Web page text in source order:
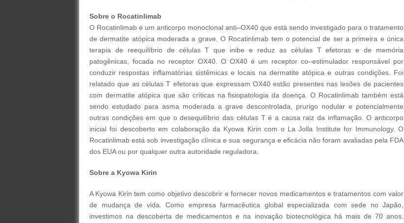
Sobre o Rocatinlimab
O Rocatinlimab é um anticorpo monoclonal anti–OX40 que está sendo investigado para o tratamento
de dermatite atópica moderada a grave. O Rocatinlimab tem o potencial de ser a primeira e única
terapia de reequilíbrio de células T que inibe e reduz as células T efetoras e de memória
patogênicas, focada no receptor OX40. O OX40 é um receptor co–estimulador responsável por
conduzir respostas inflamatórias sistêmicas e locais na dermatite atópica e outras condições. Foi
relatado que as células T efetoras que expressam OX40 estão presentes nas lesões de pacientes
com dermatite atópica que são críticas na fisiopatologia da doença. O Rocatinlimab também está
sendo estudado para asma moderada a grave descontrolada, prurigo nodular e potencialmente
outras condições em que o desequilíbrio das células T é a causa raiz da inflamação. O anticorpo
inicial foi descoberto em colaboração da Kyowa Kirin com o La Jolla Institute for Immunology. O
Rocatinlimab está sob investigação clínica e sua segurança e eficácia não foram avaliadas pela FDA
dos EUA ou por qualquer outra autoridade reguladora.
Sobre a Kyowa Kirin
A Kyowa Kirin tem como objetivo descobrir e fornecer novos medicamentos e tratamentos com valor
de mudança de vida. Como empresa farmacêutica global especializada com sede no Japão,
investimos na descoberta de medicamentos e na inovação biotecnológica há mais de 70 anos.